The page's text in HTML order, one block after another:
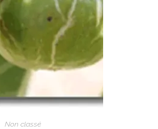
Non classé